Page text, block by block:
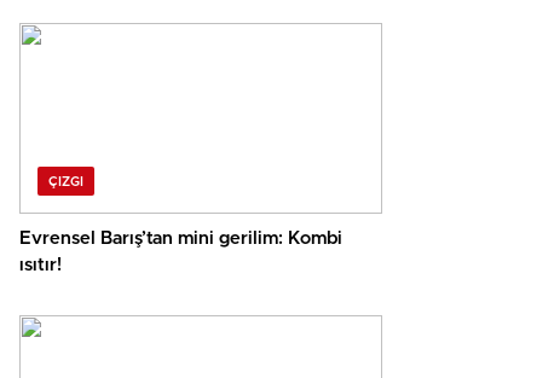
ÇIZGI
Evrensel Barış’tan mini gerilim: Kombi
ısıtır!